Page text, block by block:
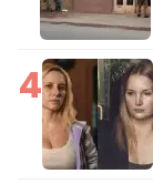
4